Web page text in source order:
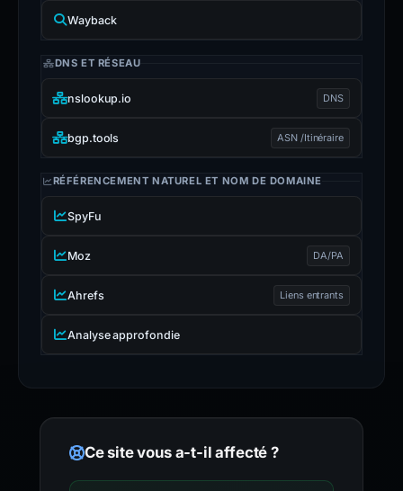
Wayback
DNS ET RÉSEAU
nslookup.io DNS
bgp.tools ASN /Itinéraire
RÉFÉRENCEMENT NATUREL ET NOM DE DOMAINE
SpyFu
Moz DA/PA
Ahrefs Liens entrants
Analyse approfondie
Ce site vous a-t-il affecté ?